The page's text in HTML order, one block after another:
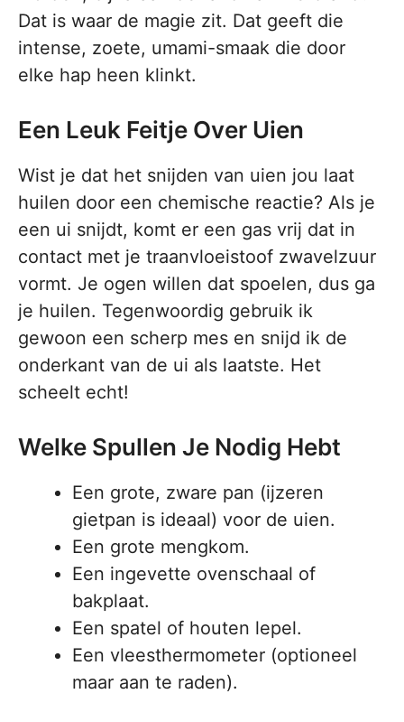
Dat is waar de magie zit. Dat geeft die
intense, zoete, umami-smaak die door
elke hap heen klinkt.
Een Leuk Feitje Over Uien
Wist je dat het snijden van uien jou laat
huilen door een chemische reactie? Als je
een ui snijdt, komt er een gas vrij dat in
contact met je traanvloeistoof zwavelzuur
vormt. Je ogen willen dat spoelen, dus ga
je huilen. Tegenwoordig gebruik ik
gewoon een scherp mes en snijd ik de
onderkant van de ui als laatste. Het
scheelt echt!
Welke Spullen Je Nodig Hebt
Een grote, zware pan (ijzeren
gietpan is ideaal) voor de uien.
Een grote mengkom.
Een ingevette ovenschaal of
bakplaat.
Een spatel of houten lepel.
Een vleesthermometer (optioneel
maar aan te raden).